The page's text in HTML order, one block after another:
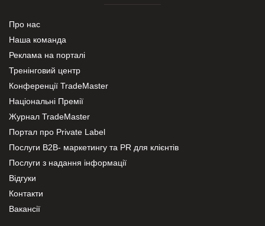
Про нас
Наша команда
Реклама на порталі
Тренінговий центр
Конференції TradeMaster
Національні Премії
Журнал TradeMaster
Портал про Private Label
Послуги В2В- маркетингу та PR для клієнтів
Послуги з надання інформації
Відгуки
Контакти
Вакансії